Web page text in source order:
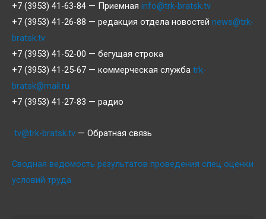
+7 (3953) 41-63-84 — Приемная info@trk-bratsk.tv
+7 (3953) 41-26-88 — редакция отдела новостей news@trk-
bratsk.tv
+7 (3953) 41-52-00 — бегущая строка
+7 (3953) 41-25-67 — коммерческая служба trk-
bratsk@mail.ru
+7 (3953) 41-27-83 — радио
tv@trk-bratsk.tv — Обратная связь
Сводная ведомость результатов проведения спец оценки
условий труда